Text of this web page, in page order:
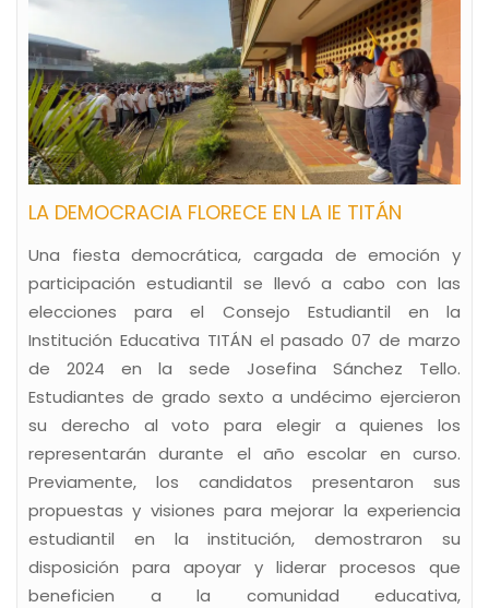
LA DEMOCRACIA FLORECE EN LA IE TITÁN
Una fiesta democrática, cargada de emoción y
participación estudiantil se llevó a cabo con las
elecciones para el Consejo Estudiantil en la
Institución Educativa TITÁN el pasado 07 de marzo
de 2024 en la sede Josefina Sánchez Tello.
Estudiantes de grado sexto a undécimo ejercieron
su derecho al voto para elegir a quienes los
representarán durante el año escolar en curso.
Previamente, los candidatos presentaron sus
propuestas y visiones para mejorar la experiencia
estudiantil en la institución, demostraron su
disposición para apoyar y liderar procesos que
beneficien a la comunidad educativa,